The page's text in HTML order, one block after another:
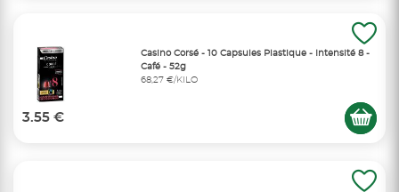
Casino Corsé - 10 Capsules Plastique - Intensité 8 -
Café - 52g
68,27 €/KILO
3.55 €